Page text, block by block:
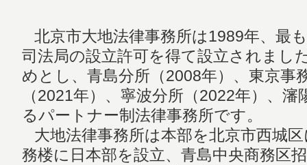
北京市大地法律事務所は1989年、最
司法局の設立許可を得て設立されまし
めとし、青島分所（2008年）、東京事
（2021年）、寧波分所（2022年）、
るパートナー制法律事務所です。
大地法律事務所は本部を北京市西城
務楼に日本部を設立、青島中央商務区